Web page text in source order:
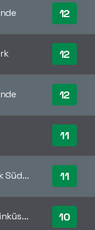
12
12
12
11
11
10